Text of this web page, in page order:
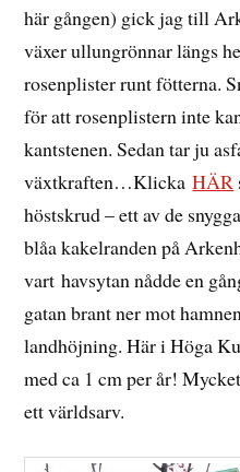
här gången) gick jag till
växer ullungrönnar längs
rosenplister runt fötterna.
för att rosenplistern inte
kantstenen. Sedan tar ju
växtkraften…KlickaHÄR
höstskrud – ett av de
blåa kakelranden på
vart havsytan nådde en
gatan brant ner mot
landhöjning. Här i Höga
med ca 1 cm per år!
ett världsarv.